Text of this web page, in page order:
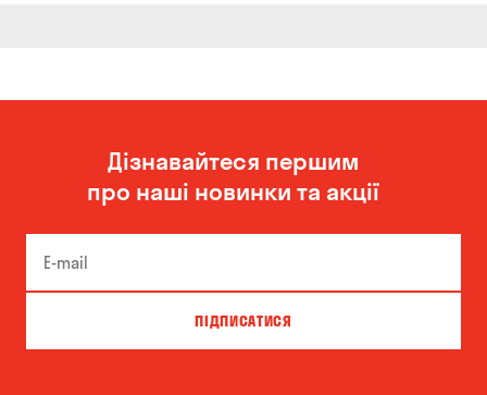
Дізнавайтеся першим
про наші новинки та акції
ПІДПИСАТИСЯ